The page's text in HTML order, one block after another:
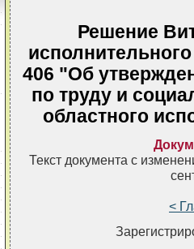
Решение
406 "Об
по труду и
областного
Текст документа с
<